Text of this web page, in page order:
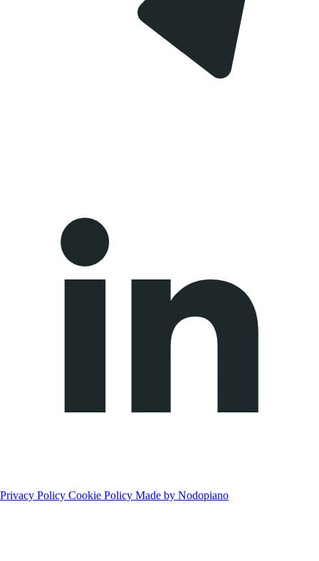
Privacy Policy Cookie Policy Made by Nodopiano